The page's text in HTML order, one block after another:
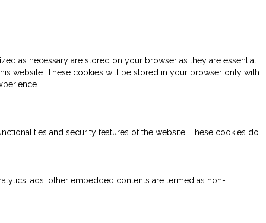
as necessary are stored on your browser as they are essential
website. These cookies will be stored in your browser only with
and security features of the website. These cookies do
ads, other embedded contents are termed as non-